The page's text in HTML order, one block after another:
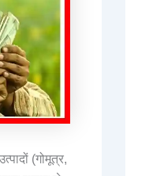
(गोमूत्र,